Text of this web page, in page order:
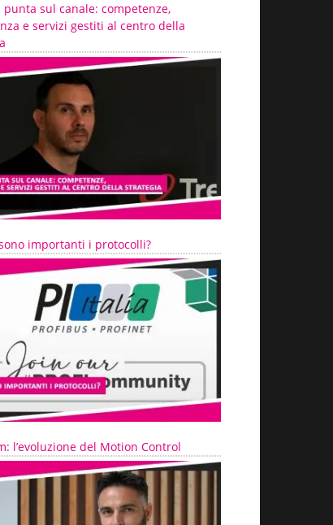
punta sul canale: competenze,
e servizi gestiti al centro della
importanti i protocolli?
l’evoluzione del Motion Control